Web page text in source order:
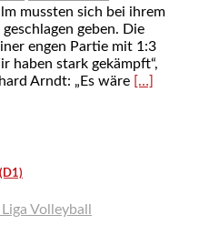
mussten sich bei ihrem
geben. Die
engen Partie mit 1:3
haben stark gekämpft“,
Arndt: „Es wäre […]
Volleyball